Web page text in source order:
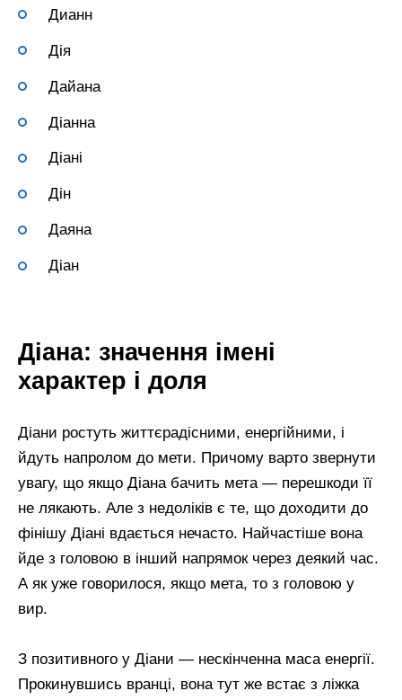
Дианн
Дія
Дайана
Діанна
Діані
Дін
Даяна
Діан
Діана: значення імені
характер і доля
Діани ростуть життєрадісними, енергійними, і
йдуть напролом до мети. Причому варто звернути
увагу, що якщо Діана бачить мета — перешкоди її
не лякають. Але з недоліків є те, що доходити до
фінішу Діані вдається нечасто. Найчастіше вона
йде з головою в інший напрямок через деякий час.
А як уже говорилося, якщо мета, то з головою у
вир.
З позитивного у Діани — нескінченна маса енергії.
Прокинувшись вранці, вона тут же встає з ліжка